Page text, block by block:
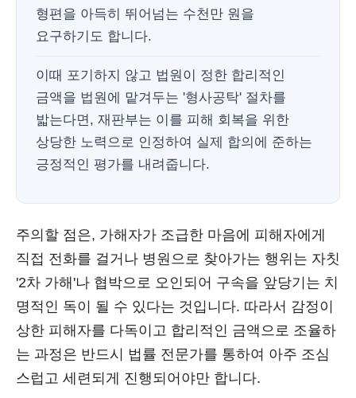
형편을 아득히 뛰어넘는 수천만 원을
요구하기도 합니다.
이때 포기하지 않고 법원이 정한 합리적인
금액을 법원에 맡겨두는 '형사공탁' 절차를
밟는다면, 재판부는 이를 피해 회복을 위한
상당한 노력으로 인정하여 실제 합의에 준하는
긍정적인 평가를 내려줍니다.
주의할 점은, 가해자가 조급한 마음에 피해자에게
직접 전화를 걸거나 병원으로 찾아가는 행위는 자칫
'2차 가해'나 협박으로 오인되어 구속을 앞당기는 치
명적인 독이 될 수 있다는 것입니다. 따라서 감정이
상한 피해자를 다독이고 합리적인 금액으로 조율하
는 과정은 반드시 법률 전문가를 통하여 아주 조심
스럽고 세련되게 진행되어야만 합니다.